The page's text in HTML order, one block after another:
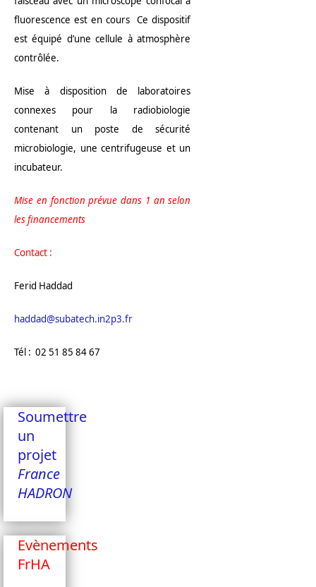
fluorescence est en cours Ce dispositif
est équipé d’une cellule à atmosphère
contrôlée.
Mise à disposition de laboratoires
connexes pour la radiobiologie
contenant un poste de sécurité
microbiologie, une centrifugeuse et un
incubateur.
Mise en fonction prévue dans 1 an selon
les financements
Contact :
Ferid Haddad
haddad@subatech.in2p3.fr
Tél : 02 51 85 84 67
Soumettre
un
projet
France
HADRON
Evènements
FrHA